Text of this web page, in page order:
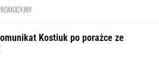
Kostiuk po porażce ze